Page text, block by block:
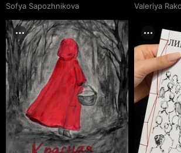
Sofya Sapozhnikova Valeriya